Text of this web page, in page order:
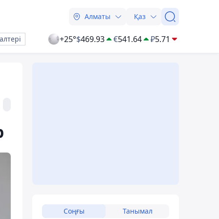
Алматы Қаз
+25°$469.93 €541.64 ₽5.71
Соңғы Танымал